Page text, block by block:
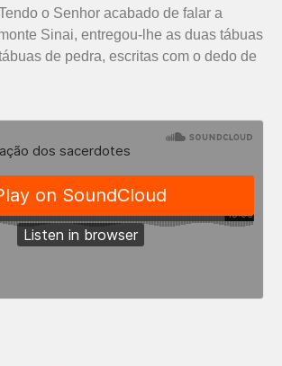
o Senhor acabado de falar a
Sinai, entregou-lhe as duas tábuas
de pedra, escritas com o dedo de